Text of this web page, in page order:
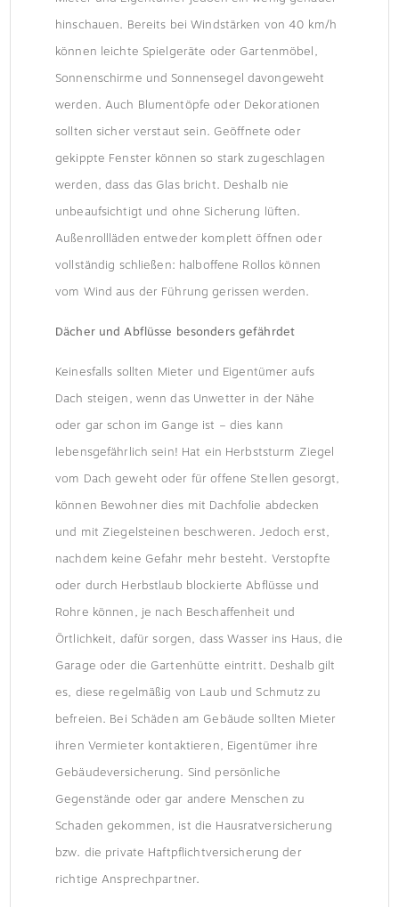
hinschauen. Bereits bei Windstärken von 40 km/h
können leichte Spielgeräte oder Gartenmöbel,
Sonnenschirme und Sonnensegel davongeweht
werden. Auch Blumentöpfe oder Dekorationen
sollten sicher verstaut sein. Geöffnete oder
gekippte Fenster können so stark zugeschlagen
werden, dass das Glas bricht. Deshalb nie
unbeaufsichtigt und ohne Sicherung lüften.
Außenrollläden entweder komplett öffnen oder
vollständig schließen: halboffene Rollos können
vom Wind aus der Führung gerissen werden.
Dächer und Abflüsse besonders gefährdet
Keinesfalls sollten Mieter und Eigentümer aufs
Dach steigen, wenn das Unwetter in der Nähe
oder gar schon im Gange ist – dies kann
lebensgefährlich sein! Hat ein Herbststurm Ziegel
vom Dach geweht oder für offene Stellen gesorgt,
können Bewohner dies mit Dachfolie abdecken
und mit Ziegelsteinen beschweren. Jedoch erst,
nachdem keine Gefahr mehr besteht. Verstopfte
oder durch Herbstlaub blockierte Abflüsse und
Rohre können, je nach Beschaffenheit und
Örtlichkeit, dafür sorgen, dass Wasser ins Haus, die
Garage oder die Gartenhütte eintritt. Deshalb gilt
es, diese regelmäßig von Laub und Schmutz zu
befreien. Bei Schäden am Gebäude sollten Mieter
ihren Vermieter kontaktieren, Eigentümer ihre
Gebäudeversicherung. Sind persönliche
Gegenstände oder gar andere Menschen zu
Schaden gekommen, ist die Hausratversicherung
bzw. die private Haftpflichtversicherung der
richtige Ansprechpartner.